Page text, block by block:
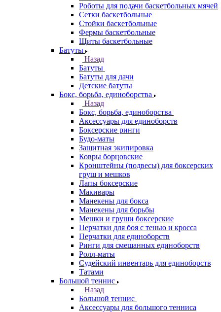
Роботы для подачи баскетбольных мячей
Сетки баскетбольные
Стойки баскетбольные
Фермы баскетбольные
Щиты баскетбольные
Батуты
Назад
Батуты
Батуты для дачи
Детские батуты
Бокс, борьба, единоборства
Назад
Бокс, борьба, единоборства
Аксессуары для единоборств
Боксерские ринги
Будо-маты
Защитная экипировка
Ковры борцовские
Кронштейны (подвесы) для боксерских
груш и мешков
Лапы боксерские
Макивары
Манекены для бокса
Манекены для борьбы
Мешки и груши боксерские
Перчатки для боя с тенью и кросса
Перчатки для единоборств
Ринги для смешанных единоборств
Ролл-маты
Судейский инвентарь для единоборств
Татами
Большой теннис
Назад
Большой теннис
Аксессуары для большого тенниса